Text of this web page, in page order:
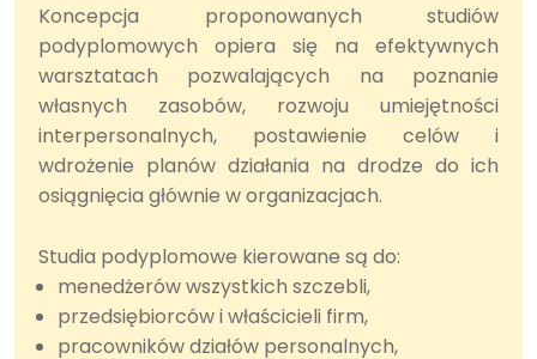
Koncepcja proponowanych studiów
podyplomowych opiera się na efektywnych
warsztatach pozwalających na poznanie
własnych zasobów, rozwoju umiejętności
interpersonalnych, postawienie celów i
wdrożenie planów działania na drodze do ich
osiągnięcia głównie w organizacjach.
Studia podyplomowe kierowane są do:
menedżerów wszystkich szczebli,
przedsiębiorców i właścicieli firm,
pracowników działów personalnych,